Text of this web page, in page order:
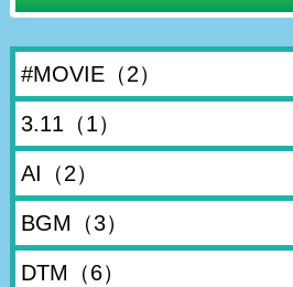
#MOVIE（2）
3.11（1）
AI （2）
BGM （3）
DTM （6）